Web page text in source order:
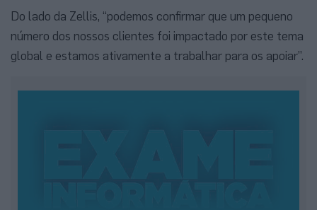
Do lado da Zellis, “podemos confirmar que um pequeno
número dos nossos clientes foi impactado por este tema
global e estamos ativamente a trabalhar para os apoiar”.